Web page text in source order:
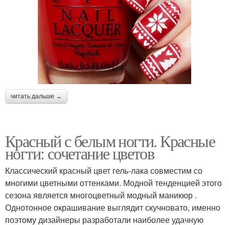
читать дальше →
Красный с белым ногти. Красные
ногти: сочетание цветов
Классический красный цвет гель-лака совместим со
многими цветными оттенками. Модной тенденцией этого
сезона является многоцветный модный маникюр .
Однотонное окрашивание выглядит скучновато, именно
поэтому дизайнеры разработали наиболее удачную